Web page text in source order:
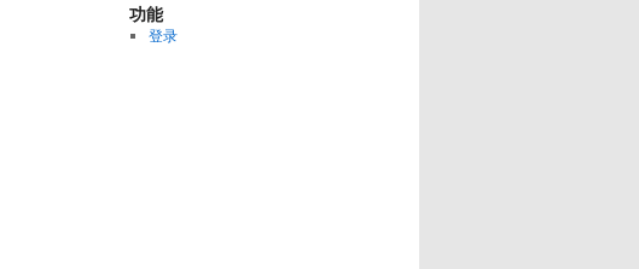
功能
登录